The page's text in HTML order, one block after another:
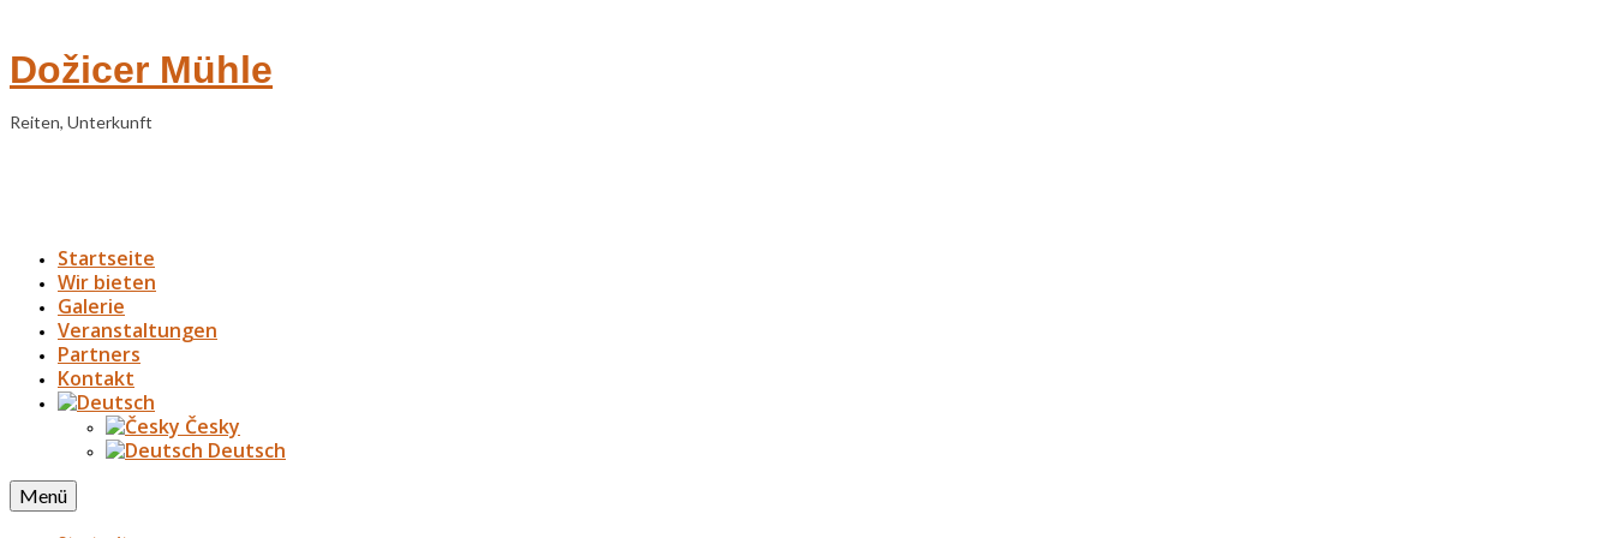
Dožicer Mühle
Reiten, Unterkunft
Startseite
Wir bieten
Galerie
Veranstaltungen
Partners
Kontakt
Česky
Deutsch
Menü